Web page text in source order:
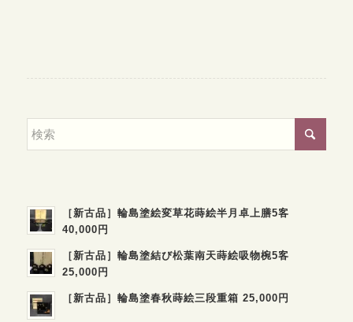
［新古品］輪島塗絵変草花蒔絵半月卓上膳5客
40,000円
［新古品］輪島塗結び松葉南天蒔絵吸物椀5客
25,000円
［新古品］輪島塗春秋蒔絵三段重箱 25,000円